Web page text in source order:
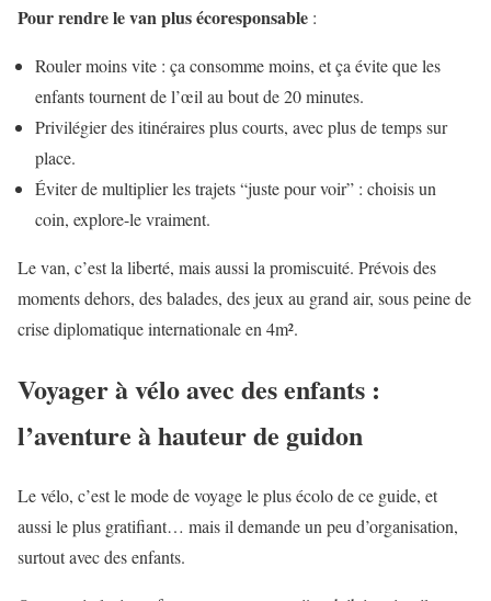
Pour rendre le van plus écoresponsable :
Rouler moins vite : ça consomme moins, et ça évite que les
enfants tournent de l’œil au bout de 20 minutes.
Privilégier des itinéraires plus courts, avec plus de temps sur
place.
Éviter de multiplier les trajets “juste pour voir” : choisis un
coin, explore-le vraiment.
Le van, c’est la liberté, mais aussi la promiscuité. Prévois des
moments dehors, des balades, des jeux au grand air, sous peine de
crise diplomatique internationale en 4m².
Voyager à vélo avec des enfants :
l’aventure à hauteur de guidon
Le vélo, c’est le mode de voyage le plus écolo de ce guide, et
aussi le plus gratifiant… mais il demande un peu d’organisation,
surtout avec des enfants.